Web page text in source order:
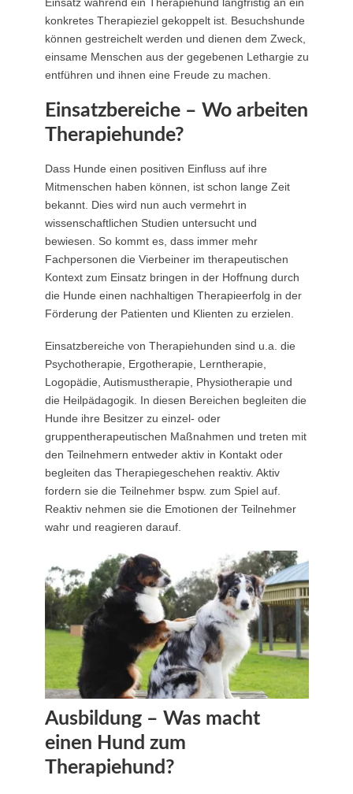
Einsatz während ein Therapiehund langfristig an ein
konkretes Therapieziel gekoppelt ist. Besuchshunde
können gestreichelt werden und dienen dem Zweck,
einsame Menschen aus der gegebenen Lethargie zu
entführen und ihnen eine Freude zu machen.
Einsatzbereiche – Wo arbeiten
Therapiehunde?
Dass Hunde einen positiven Einfluss auf ihre
Mitmenschen haben können, ist schon lange Zeit
bekannt. Dies wird nun auch vermehrt in
wissenschaftlichen Studien untersucht und
bewiesen. So kommt es, dass immer mehr
Fachpersonen die Vierbeiner im therapeutischen
Kontext zum Einsatz bringen in der Hoffnung durch
die Hunde einen nachhaltigen Therapieerfolg in der
Förderung der Patienten und Klienten zu erzielen.
Einsatzbereiche von Therapiehunden sind u.a. die
Psychotherapie, Ergotherapie, Lerntherapie,
Logopädie, Autismustherapie, Physiotherapie und
die Heilpädagogik. In diesen Bereichen begleiten die
Hunde ihre Besitzer zu einzel- oder
gruppentherapeutischen Maßnahmen und treten mit
den Teilnehmern entweder aktiv in Kontakt oder
begleiten das Therapiegeschehen reaktiv. Aktiv
fordern sie die Teilnehmer bspw. zum Spiel auf.
Reaktiv nehmen sie die Emotionen der Teilnehmer
wahr und reagieren darauf.
Ausbildung – Was macht
einen Hund zum
Therapiehund?